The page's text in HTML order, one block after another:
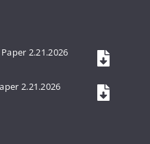
2.21.2026
2.21.2026